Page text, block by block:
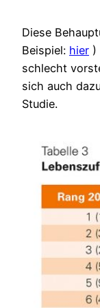
Diese
Beispiel: hier )
schlecht
sich auch
Studie.